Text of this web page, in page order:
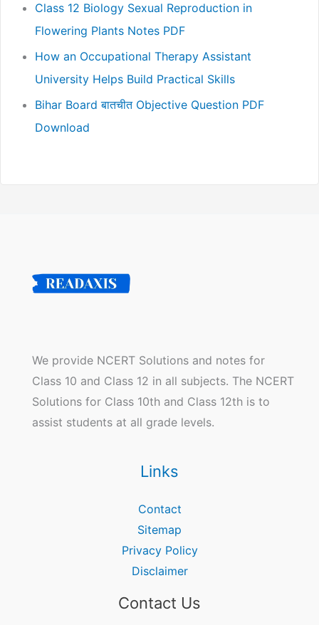
Class 12 Biology Sexual Reproduction in
Flowering Plants Notes PDF
How an Occupational Therapy Assistant
University Helps Build Practical Skills
Bihar Board बातचीत Objective Question PDF
Download
We provide NCERT Solutions and notes for
Class 10 and Class 12 in all subjects. The NCERT
Solutions for Class 10th and Class 12th is to
assist students at all grade levels.
Links
Contact
Sitemap
Privacy Policy
Disclaimer
Contact Us